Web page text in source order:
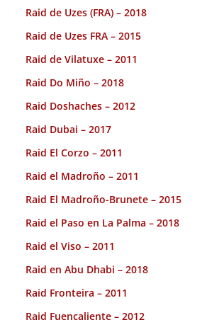
Raid de Uzes (FRA) – 2018
Raid de Uzes FRA – 2015
Raid de Vilatuxe – 2011
Raid Do Miño – 2018
Raid Doshaches – 2012
Raid Dubai – 2017
Raid El Corzo – 2011
Raid el Madroño – 2011
Raid El Madroño-Brunete – 2015
Raid el Paso en La Palma – 2018
Raid el Viso – 2011
Raid en Abu Dhabi – 2018
Raid Fronteira – 2011
Raid Fuencaliente – 2012